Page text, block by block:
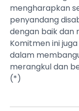
mengharapkan
penyandang
dengan baik dan
Komitmen ini
dalam
merangkul dan
(*)